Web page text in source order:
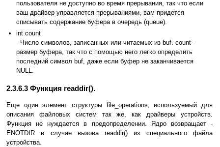
пользователя не доступно во время прерывания, так что если
ваш драйвер управляется прерываниями, вам придется
списывать содержание буфера в очередь (queue).
int count
- Число символов, записанных или читаемых из buf. count -
размер буфера, так что с помощью него легко определить
последний символ buf, даже если буфер не заканчивается
NULL.
2.3.6.3 Функция readdir().
Еще один элемент структуры file_operations, используемый для
описания файловых систем так же, как драйверы устройств.
Функция не нуждается в предопределении. Ядро возвращает -
ENOTDIR в случае вызова readdir() из специального файла
устройства.